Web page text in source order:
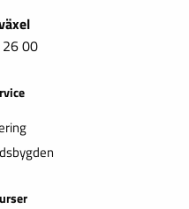
00